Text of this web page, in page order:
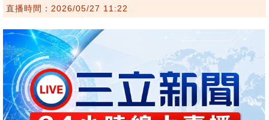
直播時間：2026/05/27 11:22